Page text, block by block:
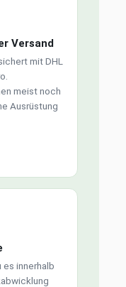
Versand
mit DHL
meist noch
Ausrüstung
innerhalb